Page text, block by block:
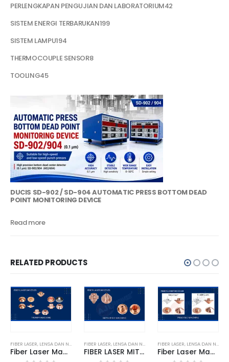
PERLENGKAPAN PENGUJIAN DAN LABORATORIUM42
SISTEM ENERGI TERBARUKAN199
SISTEM LAMPU194
THERMOCOUPLE SENSOR8
TOOLING45
DUCIS SD-902 / SD-904 AUTOMATIC PRESS BOTTOM DEAD
POINT MONITORING DEVICE
Read more
RELATED PRODUCTS
, TRUMPF
FIBER LASER, LENSA DAN NOZZLE LASER , TRUMPF
Fiber Laser Machine Spare Parts TRUMPF Nozzles Type-A
FIBER LASER, LENSA DAN NOZZLE LASER , MITSUBISHI
FIBER LASER MITSUBISHI NOZZLES TYPE A
FIBER LASER, LENSA DAN NOZZLE LASER
Fiber Laser Machine Spare Parts PRECITEC Nozzles Type-D